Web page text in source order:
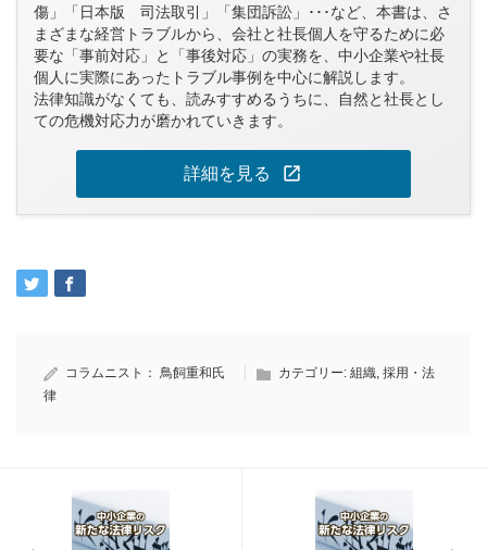
傷」「日本版 司法取引」「集団訴訟」･･･など、本書は、さ
まざまな経営トラブルから、会社と社長個人を守るために必
要な「事前対応」と「事後対応」の実務を、中小企業や社長
個人に実際にあったトラブル事例を中心に解説します。
法律知識がなくても、読みすすめるうちに、自然と社長とし
ての危機対応力が磨かれていきます。
詳細を見る open_in_new
コラムニスト： 鳥飼重和氏 カテゴリー: 組織, 採用・法
律